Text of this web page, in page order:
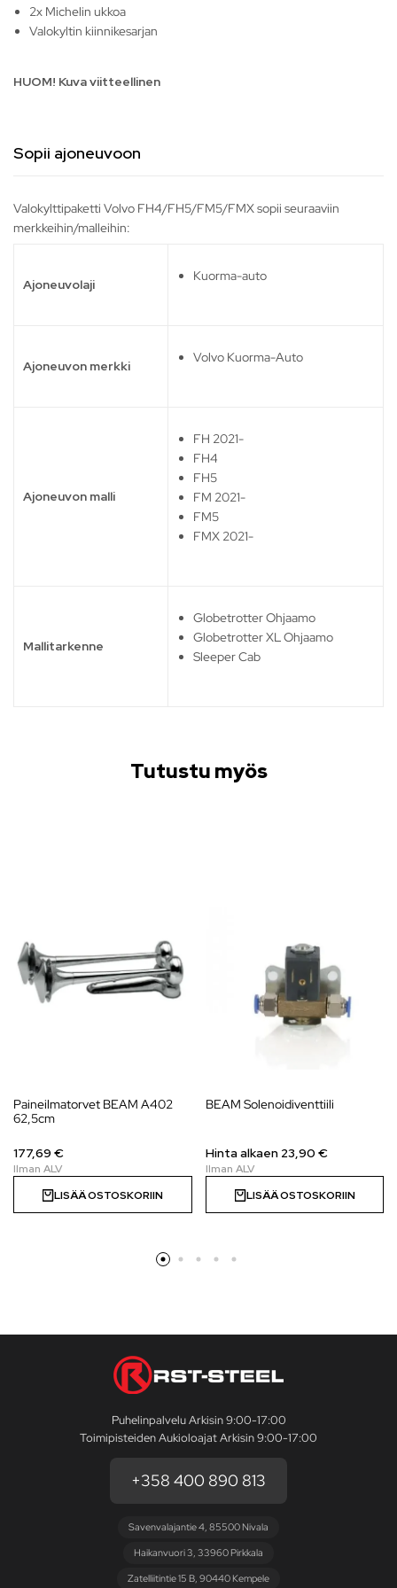
2x Michelin ukkoa
Valokyltin kiinnikesarjan
HUOM! Kuva viitteellinen
Sopii ajoneuvoon
Valokylttipaketti Volvo FH4/FH5/FM5/FMX sopii seuraaviin
merkkeihin/malleihin:
Ajoneuvolaji
Kuorma-auto
Ajoneuvon merkki
Volvo Kuorma-Auto
Ajoneuvon malli
FH 2021-
FH4
FH5
FM 2021-
FM5
FMX 2021-
Mallitarkenne
Globetrotter Ohjaamo
Globetrotter XL Ohjaamo
Sleeper Cab
Tutustu myös
Paineilmatorvet BEAM A402
62,5cm
177,69 €
LISÄÄ OSTOSKORIIN
BEAM Solenoidiventtiili
Hinta alkaen 23,90 €
LISÄÄ OSTOSKORIIN
Puhelinpalvelu Arkisin 9:00-17:00
Toimipisteiden Aukioloajat Arkisin 9:00-17:00
+358 400 890 813
Savenvalajantie 4, 85500 Nivala
Haikanvuori 3, 33960 Pirkkala
Zatelliitintie 15 B, 90440 Kempele